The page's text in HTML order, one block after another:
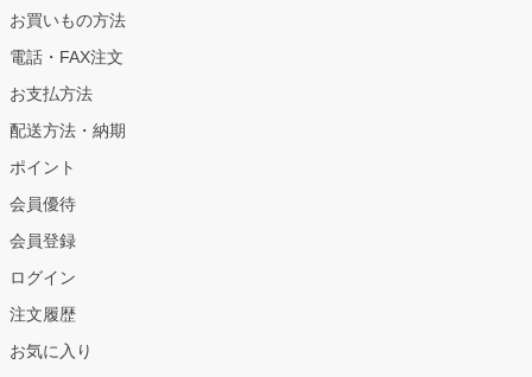
お買いもの方法
電話・FAX注文
お支払方法
配送方法・納期
ポイント
会員優待
会員登録
ログイン
注文履歴
お気に入り